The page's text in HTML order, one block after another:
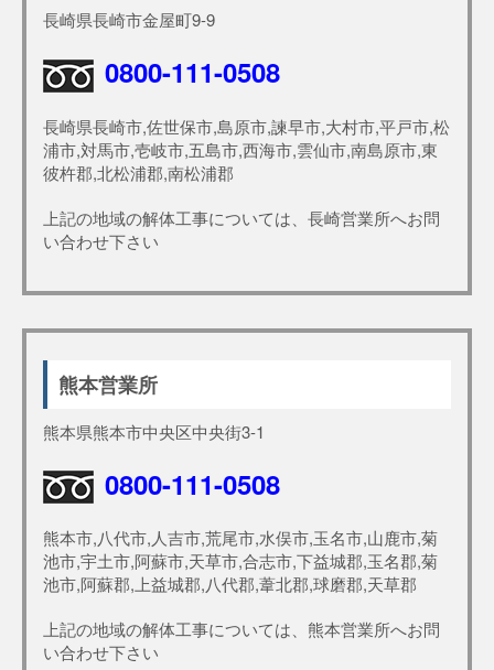
長崎県長崎市金屋町9-9
0800-111-0508
長崎県長崎市,佐世保市,島原市,諫早市,大村市,平戸市,松
浦市,対馬市,壱岐市,五島市,西海市,雲仙市,南島原市,東
彼杵郡,北松浦郡,南松浦郡
上記の地域の解体工事については、長崎営業所へお問
い合わせ下さい
熊本営業所
熊本県熊本市中央区中央街3-1
0800-111-0508
熊本市,八代市,人吉市,荒尾市,水俣市,玉名市,山鹿市,菊
池市,宇土市,阿蘇市,天草市,合志市,下益城郡,玉名郡,菊
池市,阿蘇郡,上益城郡,八代郡,葦北郡,球磨郡,天草郡
上記の地域の解体工事については、熊本営業所へお問
い合わせ下さい